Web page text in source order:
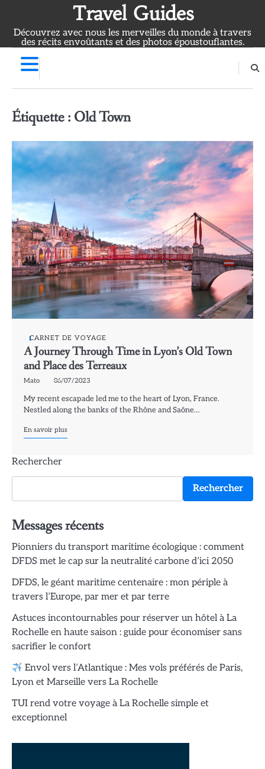
content
Travel Guides
Découvrez avec nous les merveilles du monde à travers
des récits envoûtants et des photos époustouflantes.
Étiquette : Old Town
CARNET DE VOYAGE
A Journey Through Time in Lyon’s Old Town
and Place des Terreaux
Mato 06/07/2023
My recent escapade led me to the heart of Lyon, France.
Nestled along the banks of the Rhône and Saône…
En savoir plus
Rechercher
Rechercher
Messages récents
Pionniers du transport maritime écologique : comment
DFDS met le cap sur la neutralité carbone d’ici 2050
DFDS, le géant maritime centenaire : mon périple à
travers l’Europe, par mer et par terre
Astuces incontournables pour réserver un hôtel à La
Rochelle en haute saison : guide pour économiser sans
sacrifier le confort
Envol vers l’Atlantique : Mes vols préférés de Paris,
Lyon et Marseille vers La Rochelle
TUI rend votre voyage à La Rochelle simple et
exceptionnel